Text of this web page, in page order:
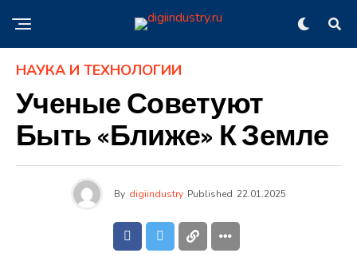
НАУКА И ТЕХНОЛОГИИ
Ученые Советуют
Быть «ближе» К Земле
By digiindustry Published 22.01.2025